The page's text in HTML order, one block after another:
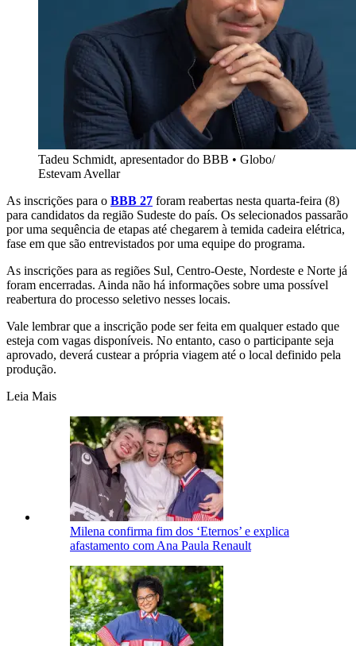
Tadeu Schmidt, apresentador do BBB • Globo/
Estevam Avellar
As inscrições para o BBB 27 foram reabertas nesta quarta-feira (8)
para candidatos da região Sudeste do país. Os selecionados passarão
por uma sequência de etapas até chegarem à temida cadeira elétrica,
fase em que são entrevistados por uma equipe do programa.
As inscrições para as regiões Sul, Centro-Oeste, Nordeste e Norte já
foram encerradas. Ainda não há informações sobre uma possível
reabertura do processo seletivo nesses locais.
Vale lembrar que a inscrição pode ser feita em qualquer estado que
esteja com vagas disponíveis. No entanto, caso o participante seja
aprovado, deverá custear a própria viagem até o local definido pela
produção.
Leia Mais
Milena confirma fim dos ‘Eternos’ e explica
afastamento com Ana Paula Renault